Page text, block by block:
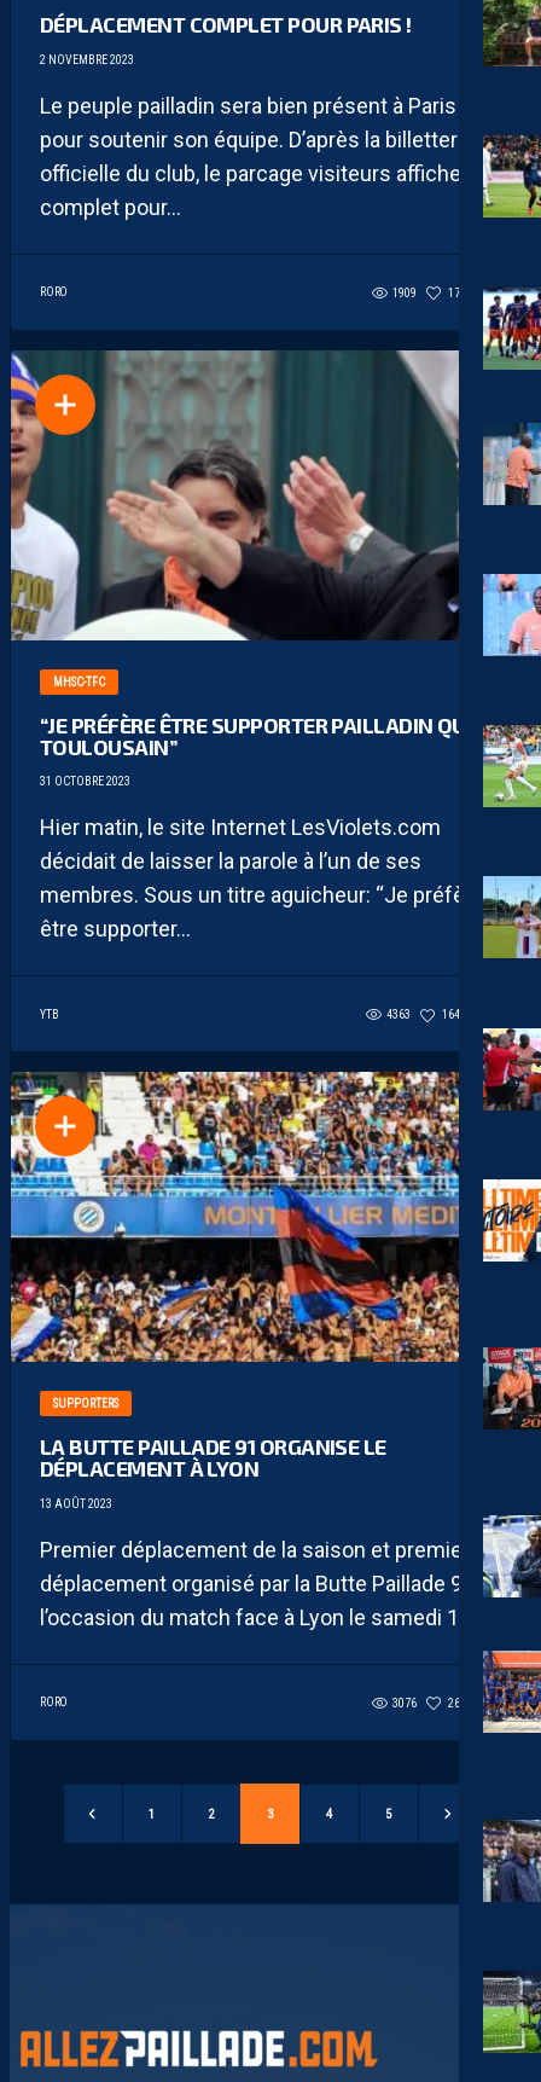
DÉPLACEMENT COMPLET POUR PARIS !
2 NOVEMBRE 2023
Le peuple pailladin sera bien présent à Paris
pour soutenir son équipe. D’après la billetterie
officielle du club, le parcage visiteurs affiche
complet pour...
RORO 1909 171 1
MHSC-TFC
“JE PRÉFÈRE ÊTRE SUPPORTER PAILLADIN QUE
TOULOUSAIN”
31 OCTOBRE 2023
Hier matin, le site Internet LesViolets.com
décidait de laisser la parole à l’un de ses
membres. Sous un titre aguicheur: “Je préfère
être supporter...
YTB 4363 164
SUPPORTERS
LA BUTTE PAILLADE 91 ORGANISE LE
DÉPLACEMENT À LYON
13 AOÛT 2023
Premier déplacement de la saison et premier
déplacement organisé par la Butte Paillade 91 à
l’occasion du match face à Lyon le samedi 19...
RORO 3076 261 0
1 2 3 4 5